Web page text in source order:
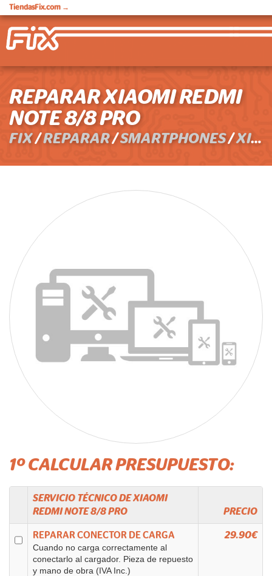
TiendasFix.com →
REPARAR XIAOMI REDMI
NOTE 8/8 PRO
FIX/REPARAR/SMARTPHONES/XIAOMI
1º CALCULAR PRESUPUESTO:
SERVICIO TÉCNICO DEXIAOMI
REDMI NOTE 8/8 PRO
PRECIO
REPARAR CONECTOR DE CARGA
Cuando no carga correctamente al
conectarlo al cargador. Pieza de repuesto
y mano de obra (IVA Inc.)
29.90€